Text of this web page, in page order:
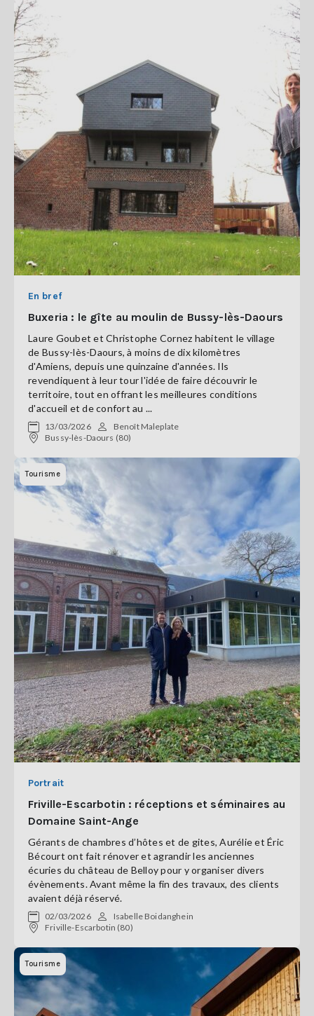
En bref
Buxeria : le gîte au moulin de Bussy-lès-Daours
Laure Goubet et Christophe Cornez habitent le village
de Bussy-lès-Daours, à moins de dix kilomètres
d'Amiens, depuis une quinzaine d'années. Ils
revendiquent à leur tour l'idée de faire découvrir le
territoire, tout en offrant les meilleures conditions
d'accueil et de confort au ...
13/03/2026
Benoît Maleplate
Bussy-lès-Daours (80)
Tourisme
Portrait
Friville-Escarbotin : réceptions et séminaires au
Domaine Saint-Ange
Gérants de chambres d’hôtes et de gites, Aurélie et Éric
Bécourt ont fait rénover et agrandir les anciennes
écuries du château de Belloy pour y organiser divers
évènements. Avant même la fin des travaux, des clients
avaient déjà réservé.
02/03/2026
Isabelle Boidanghein
Friville-Escarbotin (80)
Tourisme